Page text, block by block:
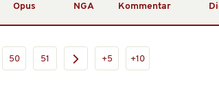
Opus NGA Kommentar
50 51 +5 +10